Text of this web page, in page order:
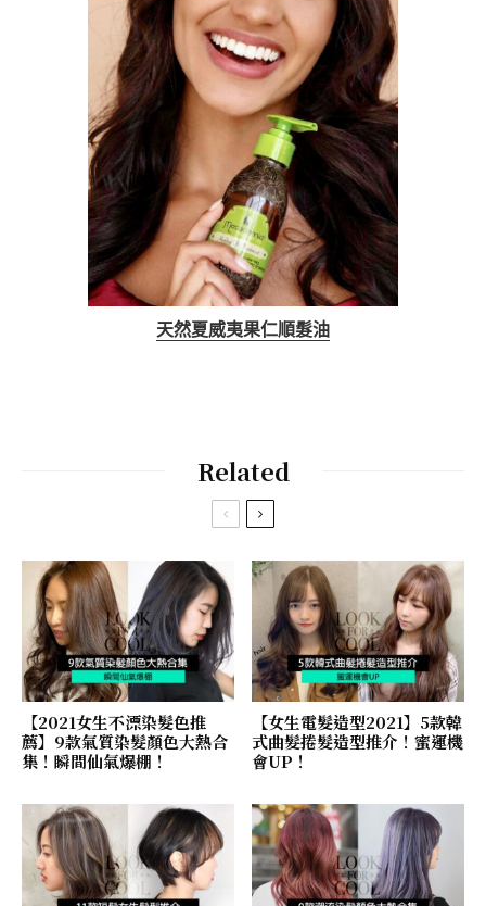
天然夏威夷果仁順髮油
Related
【2021女生不漂染髮色推
薦】9款氣質染髮顏色大熱合
集！瞬間仙氣爆棚！
【女生電髮造型2021】5款韓
式曲髮捲髮造型推介！蜜運機
會UP！